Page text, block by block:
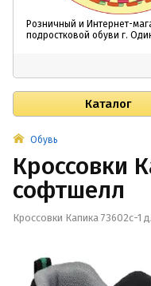
Розничный и Интернет-
подростковой обуви г.
Каталог
Обувь
Кроссовки
софтшелл
Кроссовки Капика 73602с-1